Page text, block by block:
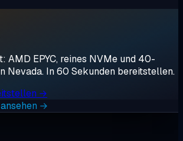
AMD EPYC, reines NVMe und 40-
Nevada. In 60 Sekunden bereitstellen.
→
→